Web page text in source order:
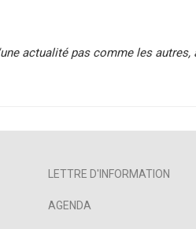
actualité pas comme les
LETTRE D'INFORMATION
AGENDA